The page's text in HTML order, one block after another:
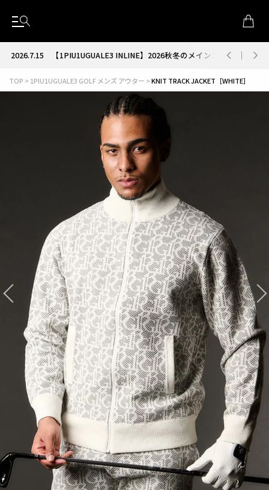
2026.7.15【1PIU1UGUALE3 INLINE】2026秋冬のメインコレクションが
TOP 1PIU1UGUALE3 GOLF メンズ アウター KNIT TRACK JACKET［WHITE］